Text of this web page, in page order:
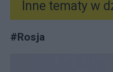
Inne tematy w
#Rosja